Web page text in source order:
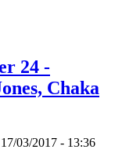
24 -
Chaka
03/2017 - 13:36